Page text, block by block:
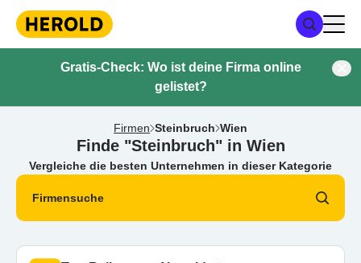
Gratis-Check: Wo ist deine Firma online
gelistet?
Firmen Steinbruch Wien
Finde "Steinbruch" in Wien
Vergleiche die besten Unternehmen in dieser Kategorie
Firmensuche